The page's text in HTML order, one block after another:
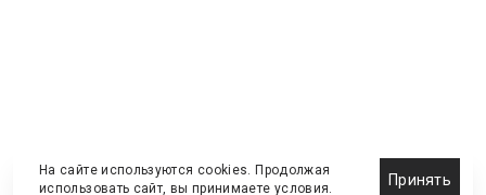
На сайте используются cookies. Продолжая
использовать сайт, вы принимаете условия.
Принять